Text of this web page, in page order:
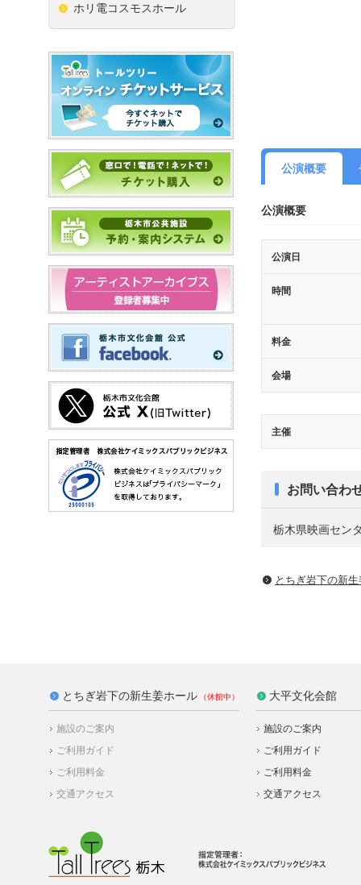
公演概要
公演概要
公演日
時間
料金
会場
主催
お問い合わ
栃木県映画セン
とちぎ岩下の新
ホリ電コスモスホール
とちぎ岩下の新生姜ホール
施設のご案内
ご利用ガイド
ご利用料金
交通アクセス
大平文化会館
施設のご案内
ご利用ガイド
ご利用料金
交通アクセス